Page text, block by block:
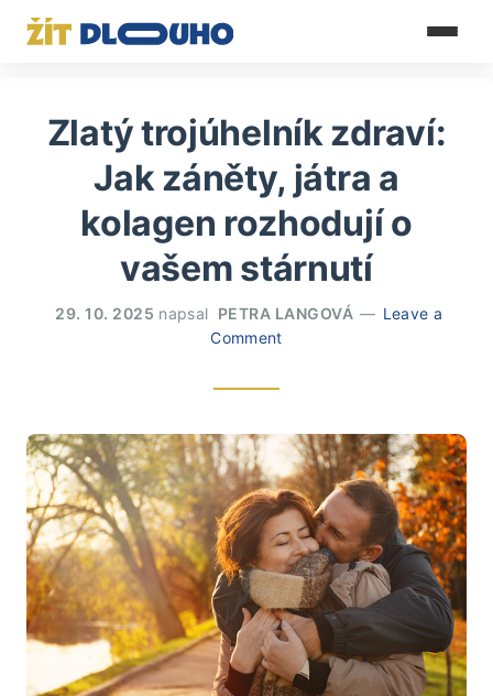
Zlatý trojúhelník zdraví:
Jak záněty, játra a
kolagen rozhodují o
vašem stárnutí
29. 10. 2025 napsal PETRA LANGOVÁ
Leave a
Comment